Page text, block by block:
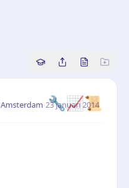
Copy source
Share this
Bekijk
🔧📈📜
·23 januari 2014